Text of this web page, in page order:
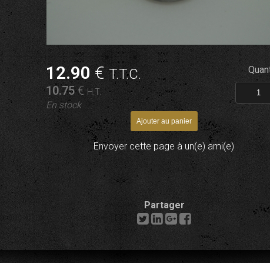
12.90 €T.T.C.
10.75€ H.T.
En stock
Envoyer cette page à un(e) ami(e)
Partager